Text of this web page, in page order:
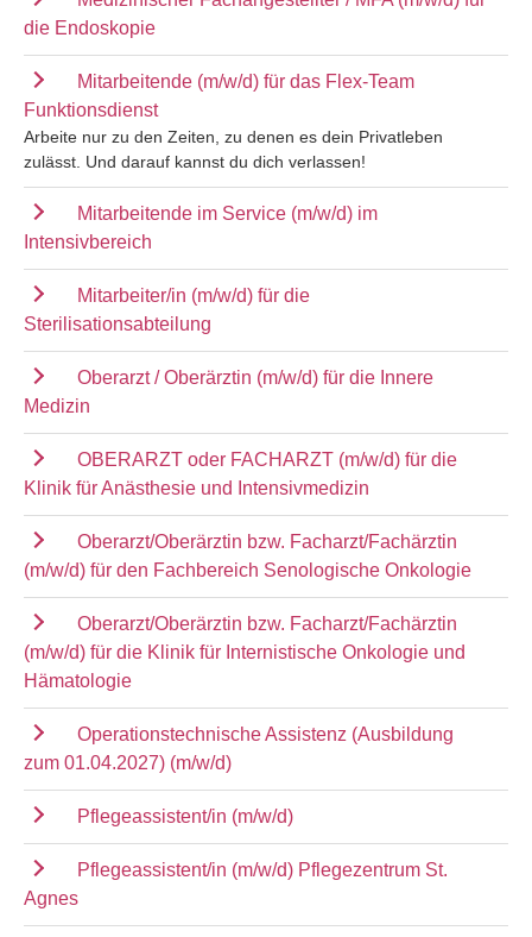
die Endoskopie
Mitarbeitende (m/w/d) für das Flex-Team
Funktionsdienst
Arbeite nur zu den Zeiten, zu denen es dein Privatleben
zulässt. Und darauf kannst du dich verlassen!
Mitarbeitende im Service (m/w/d) im
Intensivbereich
Mitarbeiter/in (m/w/d) für die
Sterilisationsabteilung
Oberarzt / Oberärztin (m/w/d) für die Innere
Medizin
OBERARZT oder FACHARZT (m/w/d) für die
Klinik für Anästhesie und Intensivmedizin
Oberarzt/Oberärztin bzw. Facharzt/Fachärztin
(m/w/d) für den Fachbereich Senologische Onkologie
Oberarzt/Oberärztin bzw. Facharzt/Fachärztin
(m/w/d) für die Klinik für Internistische Onkologie und
Hämatologie
Operationstechnische Assistenz (Ausbildung
zum 01.04.2027) (m/w/d)
Pflegeassistent/in (m/w/d)
Pflegeassistent/in (m/w/d) Pflegezentrum St.
Agnes